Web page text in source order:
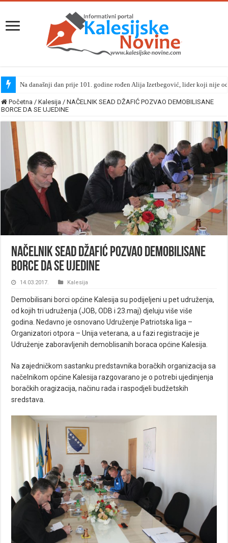
Na današnji dan prije 101. godine rođen Alija Izetbegović, lider koji nije
Početna / Kalesija / NAČELNIK SEAD DŽAFIĆ POZVAO DEMOBILISANE
BORCE DA SE UJEDINE
NAČELNIK SEAD DŽAFIĆ POZVAO DEMOBILISANE
BORCE DA SE UJEDINE
14.03.2017. Kalesija
Demobilisani borci općine Kalesija su podijeljeni u pet udruženja,
od kojih tri udruženja (JOB, ODB i 23.maj) djeluju više više
godina. Nedavno je osnovano Udruženje Patriotska liga –
Organizatori otpora – Unija veterana, a u fazi registracije je
Udruženje zaboravljenih demoblisanih boraca općine Kalesija.
Na zajedničkom sastanku predstavnika boračkih organizacija sa
načelnikom općine Kalesija razgovarano je o potrebi ujedinjenja
boračkih oragizacija, načinu rada i raspodjeli budžetskih
sredstava.